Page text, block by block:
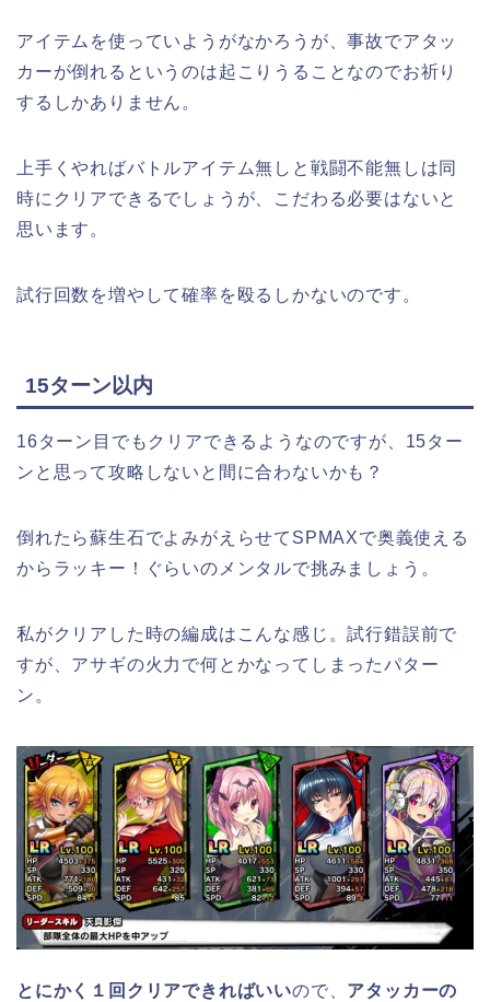
アイテムを使っていようがなかろうが、事故でアタッ
カーが倒れるというのは起こりうることなのでお祈り
するしかありません。
上手くやればバトルアイテム無しと戦闘不能無しは同
時にクリアできるでしょうが、こだわる必要はないと
思います。
試行回数を増やして確率を殴るしかないのです。
15ターン以内
16ターン目でもクリアできるようなのですが、15ター
ンと思って攻略しないと間に合わないかも？
倒れたら蘇生石でよみがえらせてSPMAXで奥義使える
からラッキー！ぐらいのメンタルで挑みましょう。
私がクリアした時の編成はこんな感じ。試行錯誤前で
すが、アサギの火力で何とかなってしまったパター
ン。
とにかく１回クリアできればいいので、 アタッカーの